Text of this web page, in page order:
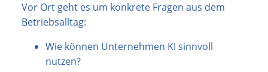
Vor Ort geht es um konkrete Fragen aus dem
Betriebsalltag:
Wie können Unternehmen KI sinnvoll
nutzen?